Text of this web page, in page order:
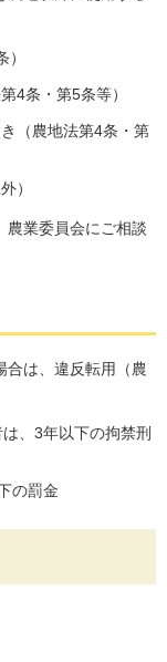
4条・第5条等）
（農地法第4条・第
）
農業委員会にご相談
合は、違反転用（農
、3年以下の拘禁刑
の罰金